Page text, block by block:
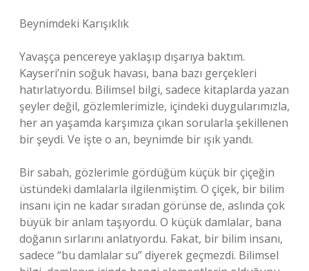
Beynimdeki Karışıklık
Yavaşça pencereye yaklaşıp dışarıya baktım.
Kayseri’nin soğuk havası, bana bazı gerçekleri
hatırlatıyordu. Bilimsel bilgi, sadece kitaplarda yazan
şeyler değil, gözlemlerimizle, içindeki duygularımızla,
her an yaşamda karşımıza çıkan sorularla şekillenen
bir şeydi. Ve işte o an, beynimde bir ışık yandı.
Bir sabah, gözlerimle gördüğüm küçük bir çiçeğin
üstündeki damlalarla ilgilenmiştim. O çiçek, bir bilim
insanı için ne kadar sıradan görünse de, aslında çok
büyük bir anlam taşıyordu. O küçük damlalar, bana
doğanın sırlarını anlatıyordu. Fakat, bir bilim insanı,
sadece “bu damlalar su” diyerek geçmezdi. Bilimsel